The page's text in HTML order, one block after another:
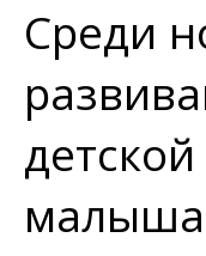
Среди